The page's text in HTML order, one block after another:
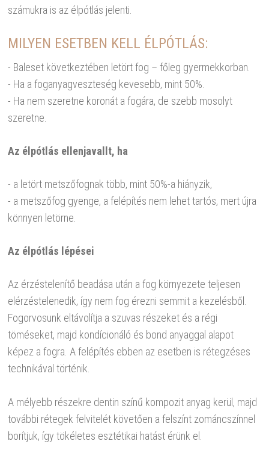
számukra is az élpótlás jelenti.
MILYEN ESETBEN KELL ÉLPÓTLÁS:
- Baleset következtében letört fog – főleg gyermekkorban.
- Ha a foganyagveszteség kevesebb, mint 50%.
- Ha nem szeretne koronát a fogára, de szebb mosolyt
szeretne.
Az élpótlás ellenjavallt, ha
- a letört metszőfognak több, mint 50%-a hiányzik,
- a metszőfog gyenge, a felépítés nem lehet tartós, mert újra
könnyen letörne.
Az élpótlás lépései
Az érzéstelenítő beadása után a fog környezete teljesen
elérzéstelenedik, így nem fog érezni semmit a kezelésből.
Fogorvosunk eltávolítja a szuvas részeket és a régi
töméseket, majd kondícionáló és bond anyaggal alapot
képez a fogra. A felépítés ebben az esetben is rétegzéses
technikával történik.
A mélyebb részekre dentin színű kompozit anyag kerül, majd
további rétegek felvitelét követően a felszínt zománcszínnel
borítjuk, így tökéletes esztétikai hatást érünk el.